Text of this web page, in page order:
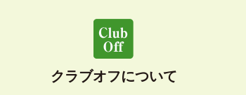
クラブオフについて